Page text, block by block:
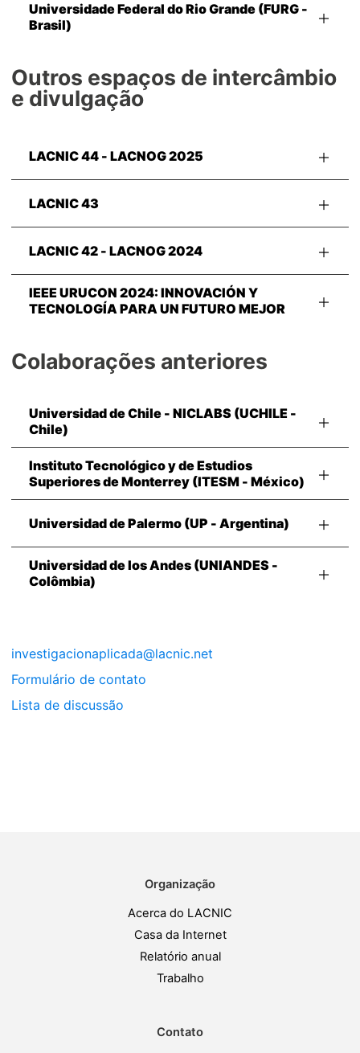
Universidade Federal do Rio Grande (FURG -
Brasil)
Outros espaços de intercâmbio
e divulgação
LACNIC 44 - LACNOG 2025
LACNIC 43
LACNIC 42 - LACNOG 2024
IEEE URUCON 2024: INNOVACIÓN Y
TECNOLOGÍA PARA UN FUTURO MEJOR
Colaborações anteriores
Universidad de Chile - NICLABS (UCHILE -
Chile)
Instituto Tecnológico y de Estudios
Superiores de Monterrey (ITESM - México)
Universidad de Palermo (UP - Argentina)
Universidad de los Andes (UNIANDES -
Colômbia)
investigacionaplicada@lacnic.net
Formulário de contato
Lista de discussão
Organização
Acerca do LACNIC
Casa da Internet
Relatório anual
Trabalho
Contato